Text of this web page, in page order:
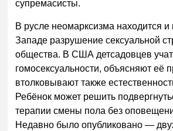
супремасисты.
В русле неомарксизма находится
Западе разрушение сексуальной
общества. В США детсадовцев
гомосексуальности, объясняют её
втолковывают также
Ребёнок может решить
терапии смены пола без
Недавно было опубликовано —